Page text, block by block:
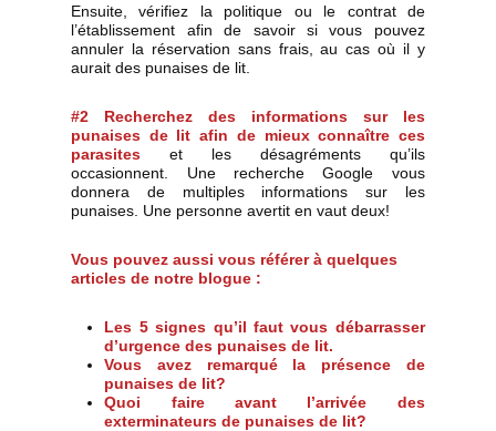
Ensuite, vérifiez la politique ou le contrat de
l’établissement afin de savoir si vous pouvez
annuler la réservation sans frais, au cas où il y
aurait des punaises de lit.
#2 Recherchez des informations sur les
punaises de lit afin de mieux connaître ces
parasites et les désagréments qu’ils
occasionnent. Une recherche Google vous
donnera de multiples informations sur les
punaises. Une personne avertit en vaut deux!
Vous pouvez aussi vous référer à quelques
articles de notre blogue :
Les 5 signes qu’il faut vous débarrasser
d’urgence des punaises de lit.
Vous avez remarqué la présence de
punaises de lit?
Quoi faire avant l’arrivée des
exterminateurs de punaises de lit?